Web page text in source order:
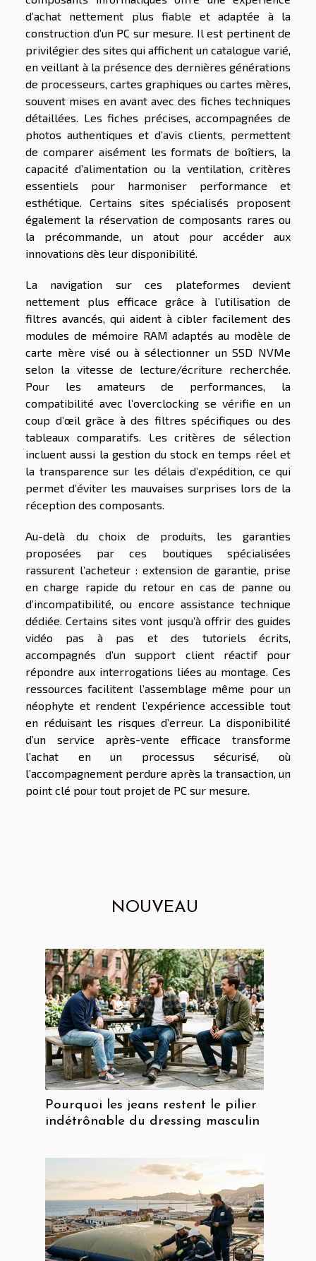
d’achat nettement plus fiable et adaptée à la
construction d’un PC sur mesure. Il est pertinent de
privilégier des sites qui affichent un catalogue varié,
en veillant à la présence des dernières générations
de processeurs, cartes graphiques ou cartes mères,
souvent mises en avant avec des fiches techniques
détaillées. Les fiches précises, accompagnées de
photos authentiques et d’avis clients, permettent
de comparer aisément les formats de boîtiers, la
capacité d’alimentation ou la ventilation, critères
essentiels pour harmoniser performance et
esthétique. Certains sites spécialisés proposent
également la réservation de composants rares ou
la précommande, un atout pour accéder aux
innovations dès leur disponibilité.
La navigation sur ces plateformes devient
nettement plus efficace grâce à l’utilisation de
filtres avancés, qui aident à cibler facilement des
modules de mémoire RAM adaptés au modèle de
carte mère visé ou à sélectionner un SSD NVMe
selon la vitesse de lecture/écriture recherchée.
Pour les amateurs de performances, la
compatibilité avec l’overclocking se vérifie en un
coup d’œil grâce à des filtres spécifiques ou des
tableaux comparatifs. Les critères de sélection
incluent aussi la gestion du stock en temps réel et
la transparence sur les délais d’expédition, ce qui
permet d’éviter les mauvaises surprises lors de la
réception des composants.
Au-delà du choix de produits, les garanties
proposées par ces boutiques spécialisées
rassurent l’acheteur : extension de garantie, prise
en charge rapide du retour en cas de panne ou
d’incompatibilité, ou encore assistance technique
dédiée. Certains sites vont jusqu’à offrir des guides
vidéo pas à pas et des tutoriels écrits,
accompagnés d’un support client réactif pour
répondre aux interrogations liées au montage. Ces
ressources facilitent l’assemblage même pour un
néophyte et rendent l’expérience accessible tout
en réduisant les risques d’erreur. La disponibilité
d’un service après-vente efficace transforme
l’achat en un processus sécurisé, où
l’accompagnement perdure après la transaction, un
point clé pour tout projet de PC sur mesure.
NOUVEAU
Pourquoi les jeans restent le pilier
indétrônable du dressing masculin